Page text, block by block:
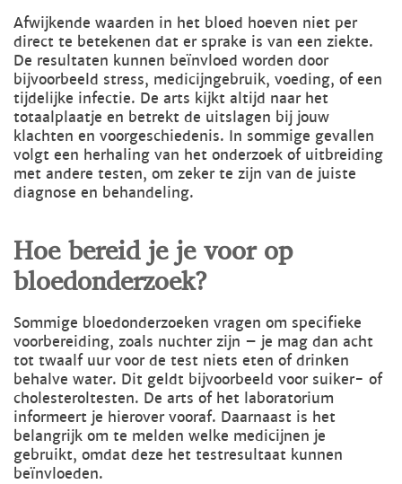
Afwijkende waarden in het bloed hoeven niet per
direct te betekenen dat er sprake is van een ziekte.
De resultaten kunnen beïnvloed worden door
bijvoorbeeld stress, medicijngebruik, voeding, of een
tijdelijke infectie. De arts kijkt altijd naar het
totaalplaatje en betrekt de uitslagen bij jouw
klachten en voorgeschiedenis. In sommige gevallen
volgt een herhaling van het onderzoek of uitbreiding
met andere testen, om zeker te zijn van de juiste
diagnose en behandeling.
Hoe bereid je je voor op
bloedonderzoek?
Sommige bloedonderzoeken vragen om specifieke
voorbereiding, zoals nuchter zijn – je mag dan acht
tot twaalf uur voor de test niets eten of drinken
behalve water. Dit geldt bijvoorbeeld voor suiker- of
cholesteroltesten. De arts of het laboratorium
informeert je hierover vooraf. Daarnaast is het
belangrijk om te melden welke medicijnen je
gebruikt, omdat deze het testresultaat kunnen
beïnvloeden.